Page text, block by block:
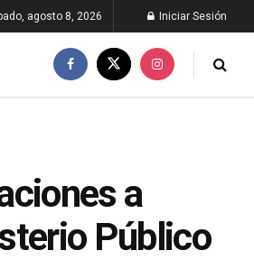
agosto 8, 2026 Iniciar Sesión
a
Público